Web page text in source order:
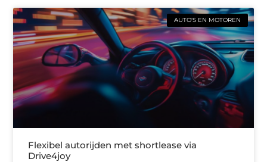
AUTO'S EN MOTOREN
Flexibel autorijden met shortlease via
Drive4joy